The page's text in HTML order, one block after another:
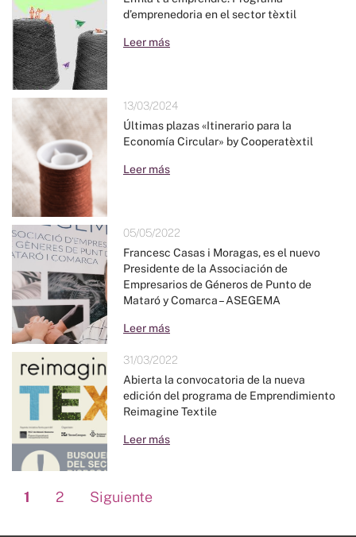
d’emprenedoria en el sector tèxtil
Leer más
13/03/2024
Últimas plazas «Itinerario para la
Economía Circular» by Cooperatèxtil
Leer más
05/05/2022
Francesc Casas i Moragas, es el nuevo
Presidente de la Associación de
Empresarios de Géneros de Punto de
Mataró y Comarca – ASEGEMA
Leer más
31/03/2022
Abierta la convocatoria de la nueva
edición del programa de Emprendimiento
Reimagine Textile
Leer más
1 2 Siguiente